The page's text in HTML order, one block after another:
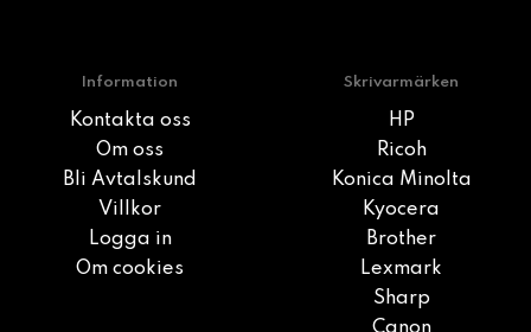
Information
Kontakta oss
Om oss
Bli Avtalskund
Villkor
Logga in
Om cookies
Skrivarmärken
HP
Ricoh
Konica Minolta
Kyocera
Brother
Lexmark
Sharp